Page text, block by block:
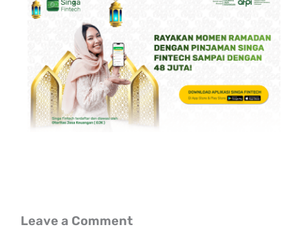
Leave a Comment